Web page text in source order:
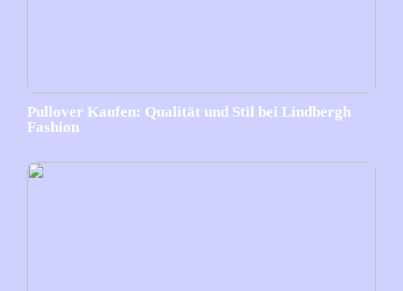
Pullover Kaufen: Qualität und Stil bei Lindbergh
Fashion